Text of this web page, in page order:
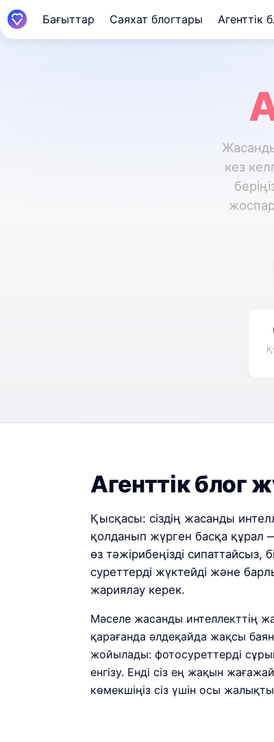
Бағыттар Саяхат блогтары Агенттік
кез
Агенттік блог
Қысқасы: сіздің жасанды
қолданып жүрген басқа құрал
өз тәжірибеңізді
суреттерді жүктейді және
жариялау керек.
Мәселе жасанды интеллекттің
қарағанда әлдеқайда жақсы
жойылады: фотосуреттерді
енгізу. Енді сіз ең жақын
көмекшіңіз сіз үшін осы